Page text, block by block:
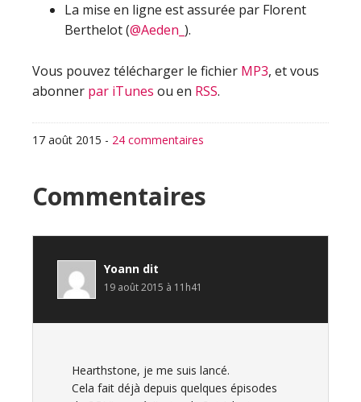
La mise en ligne est assurée par Florent
Berthelot (@Aeden_ ).
Vous pouvez télécharger le fichier MP3, et vous
abonner par iTunes ou en RSS.
17 août 2015 - 24 commentaires
Interactions
du
lecteur
Commentaires
Yoann dit
19 août 2015 à 11h41
Hearthstone, je me suis lancé.
Cela fait déjà depuis quelques épisodes